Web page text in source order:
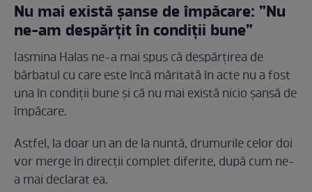
Nu mai există șanse de împăcare: ”Nu
ne-am despărțit în condiții bune”
Iasmina Halas ne-a mai spus că despărțirea de
bărbatul cu care este încă măritată în acte nu a fost
una în condiții bune și că nu mai există nicio șansă de
împăcare.
Astfel, la doar un an de la nuntă, drumurile celor doi
vor merge în direcții complet diferite, după cum ne-
a mai declarat ea.